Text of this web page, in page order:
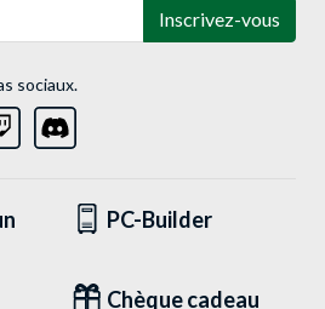
Inscrivez-vous
sociaux.
PC-Builder
Chèque cadeau